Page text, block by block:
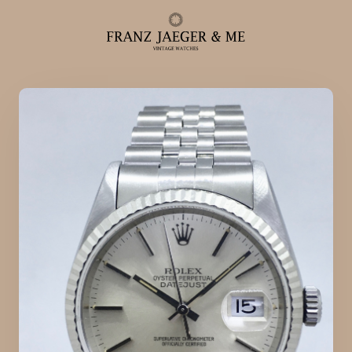
Herreure
Dameure
Service
Service & reparationer